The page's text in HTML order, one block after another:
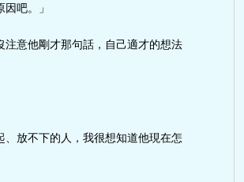
吧。」
注意他剛才那句話，自己適才的想法
、放不下的人，我很想知道他現在怎